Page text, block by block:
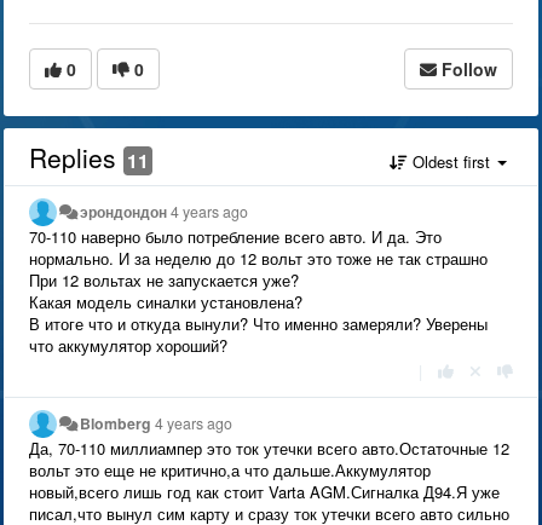
0 0 Follow
Replies 11 Oldest first
эрондондон4 years ago
70-110 наверно было потребление всего авто. И да. Это
нормально. И за неделю до 12 вольт это тоже не так страшно
При 12 вольтах не запускается уже?
Какая модель синалки установлена?
В итоге что и откуда вынули? Что именно замеряли? Уверены
что аккумулятор хороший?
Blomberg 4 years ago
Да, 70-110 миллиампер это ток утечки всего авто.Остаточные 12
вольт это еще не критично,а что дальше.Аккумулятор
новый,всего лишь год как стоит Varta AGM.Сигналка Д94.Я уже
писал,что вынул сим карту и сразу ток утечки всего авто сильно